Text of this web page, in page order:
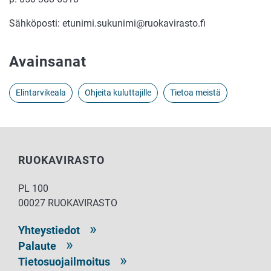
Sähköposti: etunimi.sukunimi@ruokavirasto.fi
Avainsanat
Elintarvikeala Ohjeita kuluttajille Tietoa meistä
RUOKAVIRASTO
PL 100
00027 RUOKAVIRASTO
Yhteystiedot
Palaute
Tietosuojailmoitus